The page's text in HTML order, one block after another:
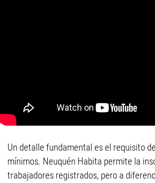
Un detalle fundamental es el requisito
mínimos. Neuquén Habita permite la
trabajadores registrados, pero a